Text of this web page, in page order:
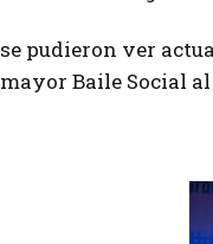
se pudieron ver
mayor Baile Social